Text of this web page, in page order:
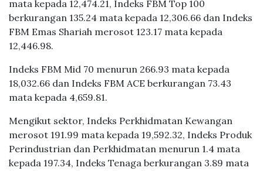
mata kepada 12,474.21, Indeks FBM Top 100
berkurangan 135.24 mata kepada 12,306.66 dan Indeks
FBM Emas Shariah merosot 123.17 mata kepada
12,446.98.
Indeks FBM Mid 70 menurun 266.93 mata kepada
18,032.66 dan Indeks FBM ACE berkurangan 73.43
mata kepada 4,659.81.
Mengikut sektor, Indeks Perkhidmatan Kewangan
merosot 191.99 mata kepada 19,592.32, Indeks Produk
Perindustrian dan Perkhidmatan menurun 1.4 mata
kepada 197.34, Indeks Tenaga berkurangan 3.89 mata